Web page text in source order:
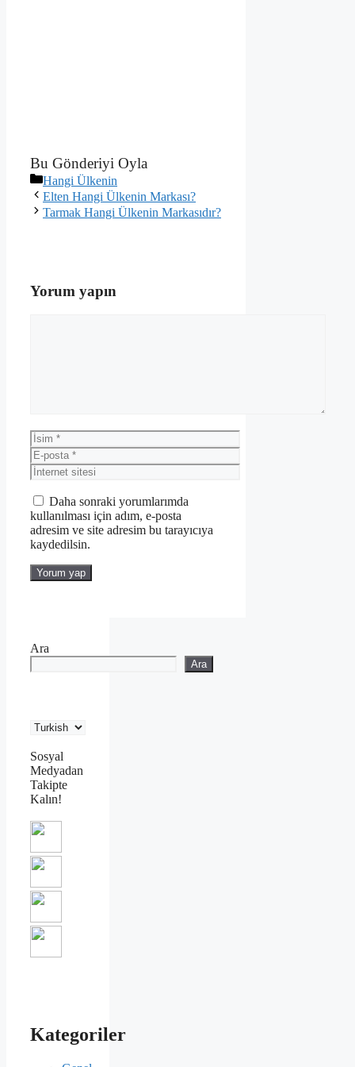
Bu Gönderiyi Oyla
Kategoriler
Hangi Ülkenin
Elten Hangi Ülkenin Markası?
Tarmak Hangi Ülkenin Markasıdır?
Yorum yapın
İsim
E-
posta
İnternet
sitesi
Daha sonraki yorumlarımda
kullanılması için adım, e-posta
adresim ve site adresim bu tarayıcıya
kaydedilsin.
Ara
Ara
Sosyal
Medyadan
Takipte
Kalın!
Kategoriler